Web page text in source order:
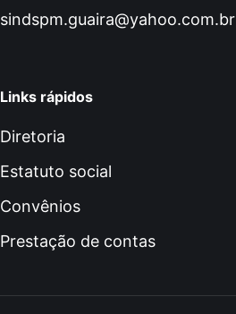
sindspm.guaira@yahoo.com.br
Links rápidos
Diretoria
Estatuto social
Convênios
Prestação de contas